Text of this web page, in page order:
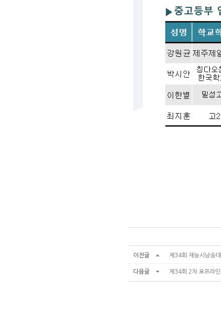
이전글 제34회 재능시낭송
다음글 제34회 2차 오프라